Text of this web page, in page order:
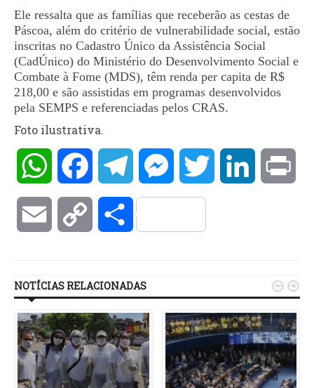
Ele ressalta que as famílias que receberão as cestas de
Páscoa, além do critério de vulnerabilidade social, estão
inscritas no Cadastro Único da Assistência Social
(CadÚnico) do Ministério do Desenvolvimento Social e
Combate à Fome (MDS), têm renda per capita de R$
218,00 e são assistidas em programas desenvolvidos
pela SEMPS e referenciadas pelos CRAS.
Foto ilustrativa.
WhatsAppFacebookTelegramMessengerTwitter LinkedIn
Email Copy Compartilhar
NOTÍCIAS RELACIONADAS  